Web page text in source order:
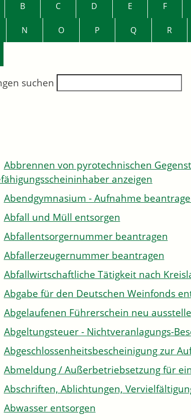
B C D E F
N O P Q R
suchen
Abbrennen von pyrotechnischen
anzeigen
Abendgymnasium - Aufnahme
Abfall und Müll entsorgen
Abfallentsorgernummer beantragen
Abfallerzeugernummer beantragen
Abfallwirtschaftliche Tätigkeit nach
Abgabe für den Deutschen Weinfonds
Abgelaufenen Führerschein neu
Abgeltungsteuer - Nichtveranlagungs-
Abgeschlossenheitsbescheinigung zur
Abmeldung / Außerbetriebsetzung für
Abschriften, Ablichtungen,
Abwasser entsorgen